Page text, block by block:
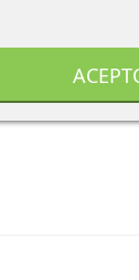
que buscan